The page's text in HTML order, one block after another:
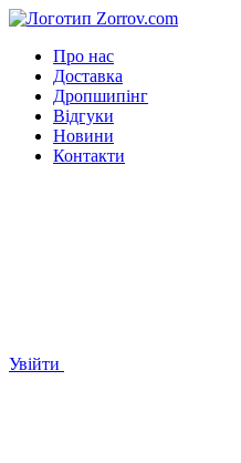
Про нас
Доставка
Дропшипінг
Відгуки
Новини
Контакти
Увійти